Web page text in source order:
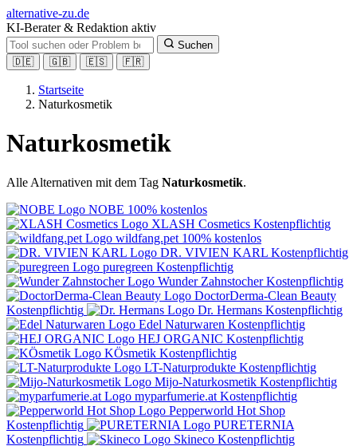
alternative-zu.de
KI-Berater & Redaktion aktiv
Suchen
🇩🇪
🇬🇧 🇪🇸 🇫🇷
Startseite
Naturkosmetik
Naturkosmetik
Alle Alternativen mit dem Tag Naturkosmetik.
NOBE 100% kostenlos
XLASH Cosmetics Kostenpflichtig
wildfang.pet 100% kostenlos
DR. VIVIEN KARL Kostenpflichtig
puregreen Kostenpflichtig
Wunder Zahnstocher Kostenpflichtig
DoctorDerma-Clean Beauty
Kostenpflichtig
Dr. Hermans Kostenpflichtig
Edel Naturwaren Kostenpflichtig
HEJ ORGANIC Kostenpflichtig
KÖsmetik Kostenpflichtig
LT-Naturprodukte Kostenpflichtig
Mijo-Naturkosmetik Kostenpflichtig
myparfumerie.at Kostenpflichtig
Pepperworld Hot Shop
Kostenpflichtig
PURETERNIA
Kostenpflichtig
Skineco Kostenpflichtig